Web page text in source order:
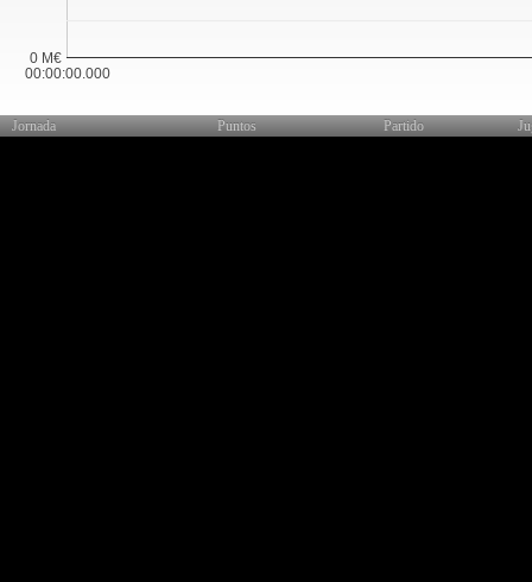
00:00:00.000
0 M€
Jornada Puntos Partido